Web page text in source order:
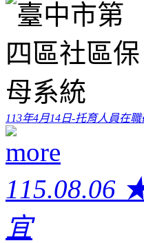
113年4月14日-托育人員在
115.08.06
宜